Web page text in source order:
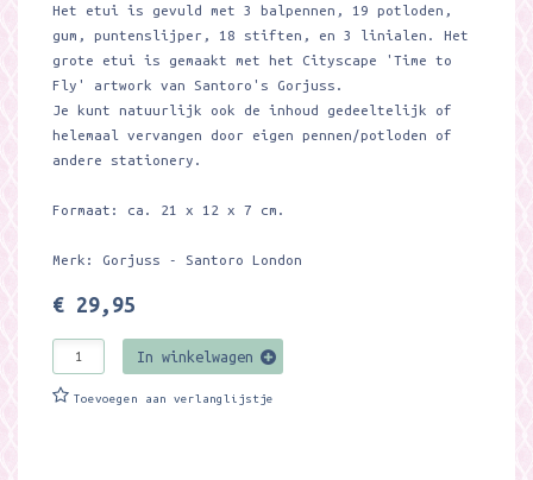
Het etui is gevuld met 3 balpennen, 19 potloden,
gum, puntenslijper, 18 stiften, en 3 linialen. Het
grote etui is gemaakt met het Cityscape 'Time to
Fly' artwork van Santoro's Gorjuss.
Je kunt natuurlijk ook de inhoud gedeeltelijk of
helemaal vervangen door eigen pennen/potloden of
andere stationery.
Formaat: ca. 21 x 12 x 7 cm.
Merk: Gorjuss - Santoro London
€ 29,95
In winkelwagen
Toevoegen aan verlanglijstje